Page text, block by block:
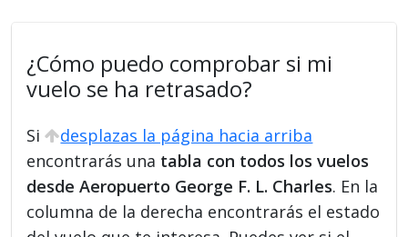
¿Cómo puedo comprobar si mi
vuelo se ha retrasado?
Si
desplazas la página hacia arriba
encontrarás una tabla con todos los vuelos
desde Aeropuerto George F. L. Charles. En la
columna de la derecha encontrarás el estado